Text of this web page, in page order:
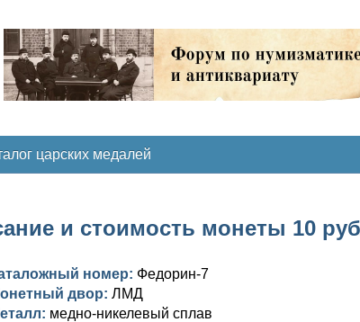
царских медалей
и стоимость монеты 10
номер: Федорин-7
двор: ЛМД
медно-никелевый сплав